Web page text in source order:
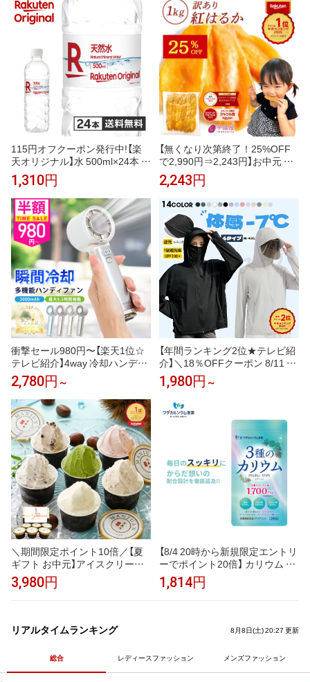
スポーツ ジム ヨガ マスク 元祖
冷感coolify【完全防備UVカット
ンプ
115円オフクーポン発行中!【楽
天オリジナル】水 500ml×24本 天
然水 ミネラルウォーター 飲料水
まとめ買い 安い 業務用 家庭用
大容量 オフィス コスパ最強 熱
中症対策 500ml 24本
1,310円
【無くなり次第終了！25%OFF
で2,990円⇒2,243円】お中元 ギ
フト 干し芋 茨城県産 紅はるか
訳あり 1kg 食べ物 和菓子 おや
つ 送料無料 国産 無添加 切り落
とし さつまいも スイーツ ダイ
エット お菓子 和スイーツ お祝
い N1
2,243円
衝撃セール980円〜【楽天1位☆
テレビ紹介】4way 冷却ハンディ
ファンPRO 2026 ハンディファ
ン 冷却プレート 扇風機 シシベ
ラ ハンディファン 静音 軽量 強
風 小型 冷却モード 充電式 冷却
携帯扇風機 卓上扇風機 小型扇風
機 cicibella 手持ち扇風機「MON
OQLO受賞」＜公式＞
2,780円 ～
【年間ランキング2位★テレビ紹
介】＼18％OFFクーポン 8/11 2
3:59まで／uvカット パーカー
冷感 UV レディース uvカットパ
ーカー 接触冷感 長袖 ラッシュ
ガード メンズ UVパーカー 遮光
メッシュ 通気口 涼しい トップ
ス 大きいサイズ 日焼け防止服
日よけ サンバイザー 即納
1,980円 ～
＼期間限定ポイント10倍／【夏
ギフト お中元】アイスクリーム
ジェラート 甘栗専門店の甘栗ジ
ェラート入 創業99年の青果市場
あまぐり ミルク いちご 抹茶 チ
ョコ クッキークリーム 6種6入
3,980円
【8/4 20時から新規限定エントリ
ーでポイント20倍】 カリウム サ
プリ muku:trim ムクトリム ワダ
カルシウム製薬 3種のカリウム
プリ 栄養機能食品 ナイアシン
1,814円
リアルタイムランキング 8月8日(土) 20:27 更新
総合 レディースファッション メンズファッション